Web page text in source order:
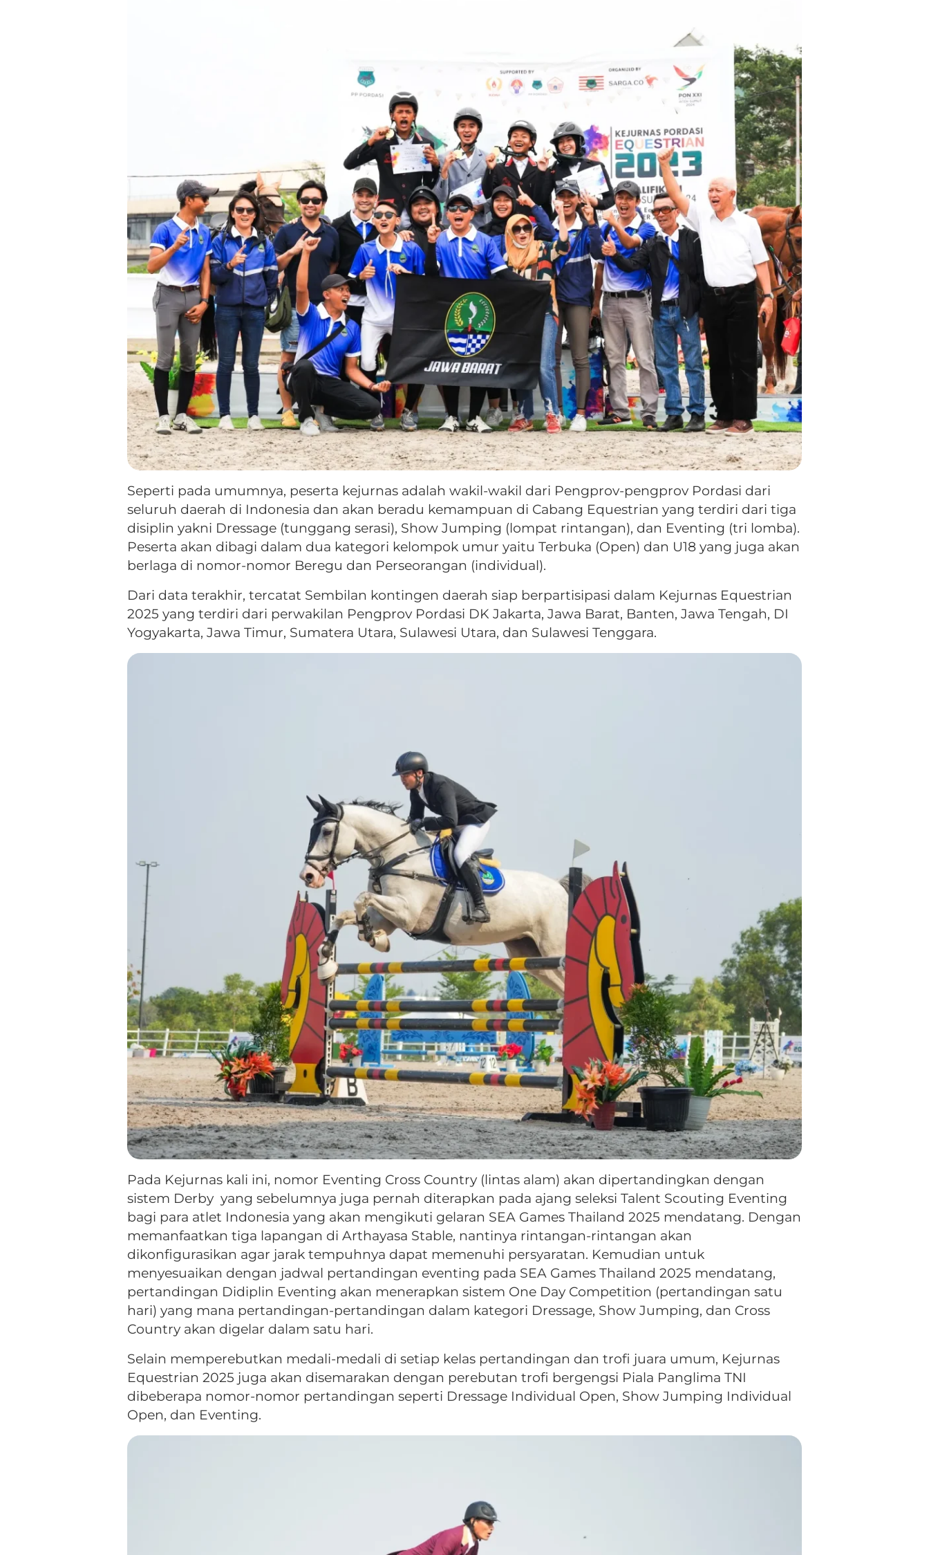
Seperti pada umumnya, peserta kejurnas adalah wakil-wakil dari Pengprov-pengprov Pordasi dari
seluruh daerah di Indonesia dan akan beradu kemampuan di Cabang Equestrian yang terdiri dari tiga
disiplin yakni Dressage (tunggang serasi), Show Jumping (lompat rintangan), dan Eventing (tri lomba).
Peserta akan dibagi dalam dua kategori kelompok umur yaitu Terbuka (Open) dan U18 yang juga akan
berlaga di nomor-nomor Beregu dan Perseorangan (individual).
Dari data terakhir, tercatat Sembilan kontingen daerah siap berpartisipasi dalam Kejurnas Equestrian
2025 yang terdiri dari perwakilan Pengprov Pordasi DK Jakarta, Jawa Barat, Banten, Jawa Tengah, DI
Yogyakarta, Jawa Timur, Sumatera Utara, Sulawesi Utara, dan Sulawesi Tenggara.
Pada Kejurnas kali ini, nomor Eventing Cross Country (lintas alam) akan dipertandingkan dengan
sistem Derby yang sebelumnya juga pernah diterapkan pada ajang seleksi Talent Scouting Eventing
bagi para atlet Indonesia yang akan mengikuti gelaran SEA Games Thailand 2025 mendatang. Dengan
memanfaatkan tiga lapangan di Arthayasa Stable, nantinya rintangan-rintangan akan
dikonfigurasikan agar jarak tempuhnya dapat memenuhi persyaratan. Kemudian untuk
menyesuaikan dengan jadwal pertandingan eventing pada SEA Games Thailand 2025 mendatang,
pertandingan Didiplin Eventing akan menerapkan sistem One Day Competition (pertandingan satu
hari) yang mana pertandingan-pertandingan dalam kategori Dressage, Show Jumping, dan Cross
Country akan digelar dalam satu hari.
Selain memperebutkan medali-medali di setiap kelas pertandingan dan trofi juara umum, Kejurnas
Equestrian 2025 juga akan disemarakan dengan perebutan trofi bergengsi Piala Panglima TNI
dibeberapa nomor-nomor pertandingan seperti Dressage Individual Open, Show Jumping Individual
Open, dan Eventing.